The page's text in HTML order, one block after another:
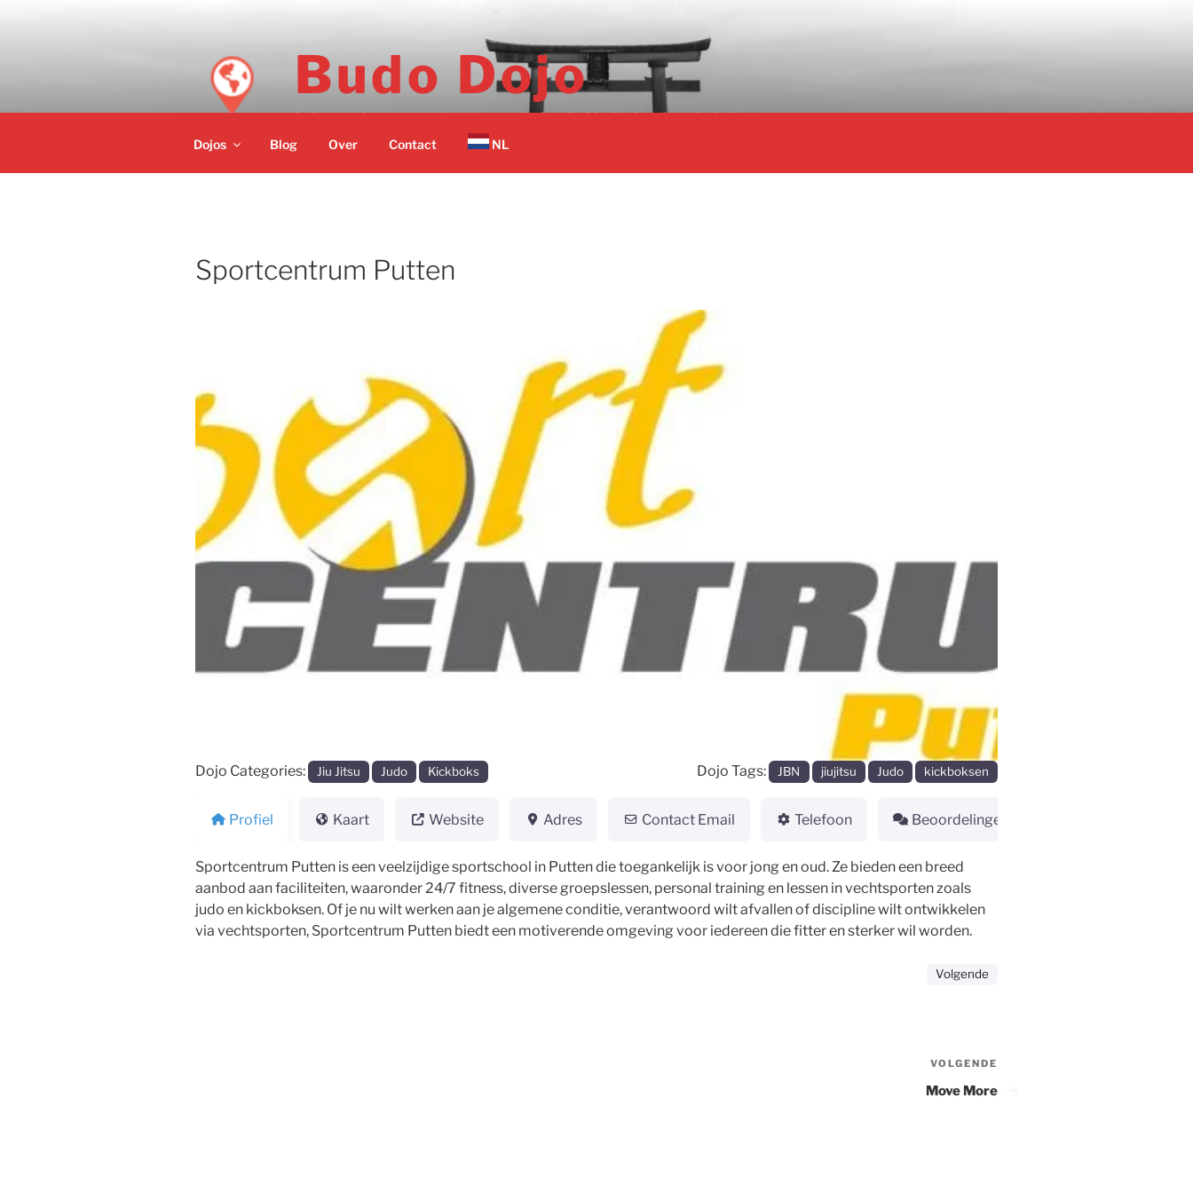
Budo Dojo
Informatie over vechtsport scholen in Nederland op 1 plek.
Dojos Blog Over Contact NL
Sportcentrum Putten
Vorige
Dojo Categories: Jiu Jitsu Judo Kickboks Dojo Tags: JBN jiujitsu Judo kickboksen
Profiel Kaart Website Adres Contact Email Telefoon Beoordelingen
Sportcentrum Putten is een veelzijdige sportschool in Putten die toegankelijk is voor jong en oud. Ze bieden een breed
aanbod aan faciliteiten, waaronder 24/7 fitness, diverse groepslessen, personal training en lessen in vechtsporten zoals
judo en kickboksen. Of je nu wilt werken aan je algemene conditie, verantwoord wilt afvallen of discipline wilt ontwikkelen
via vechtsporten, Sportcentrum Putten biedt een motiverende omgeving voor iedereen die fitter en sterker wil worden.
Volgende
bericht
VOLGENDE
Move More